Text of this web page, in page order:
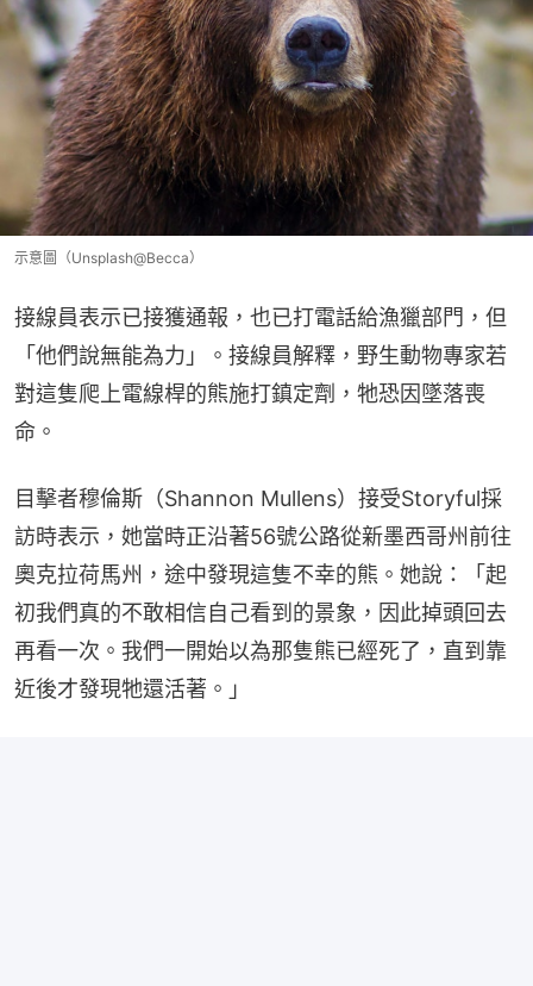
示意圖（Unsplash@Becca）
接線員表示已接獲通報，也已打電話給漁獵部門，但
「他們說無能為力」。接線員解釋，野生動物專家若
對這隻爬上電線桿的熊施打鎮定劑，牠恐因墜落喪
命。
目擊者穆倫斯（Shannon Mullens）接受Storyful採
訪時表示，她當時正沿著56號公路從新墨西哥州前往
奧克拉荷馬州，途中發現這隻不幸的熊。她說：「起
初我們真的不敢相信自己看到的景象，因此掉頭回去
再看一次。我們一開始以為那隻熊已經死了，直到靠
近後才發現牠還活著。」